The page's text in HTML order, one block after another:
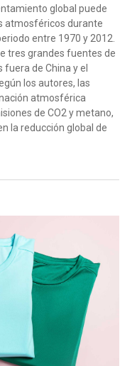
global puede
atmosféricos durante
entre 1970 y 2012
tres grandes fuentes de
fuera de China yel
los autores, las
atmosférica
de CO2 y metano,
la reducción global de